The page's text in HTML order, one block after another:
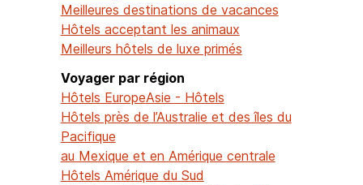
Meilleures destinations de vacances
Hôtels acceptant les animaux
Meilleurs hôtels de luxe primés
Voyager par région
Hôtels EuropeAsie - Hôtels
Hôtels près de l’Australie et des îles du
Pacifique
au Mexique et en Amérique centrale
Hôtels Amérique du Sud